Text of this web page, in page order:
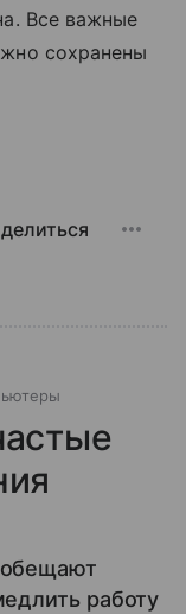
Все важные
сохранены
работу